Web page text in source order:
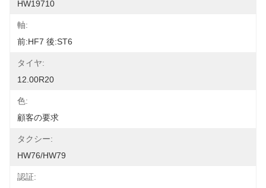
HW19710
軸:
前:HF7 後:ST6
タイヤ:
12.00R20
色:
顧客の要求
タクシー:
HW76/HW79
認証: